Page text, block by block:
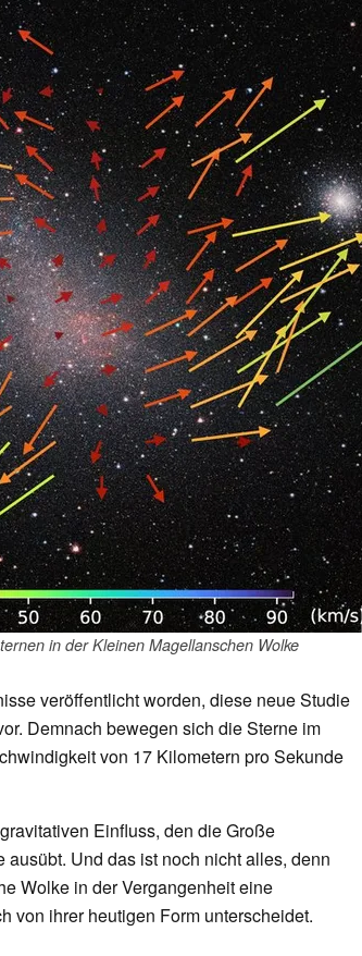
in der Kleinen Magellanschen Wolke
veröffentlicht worden, diese neue Studie
Demnach bewegen sich die Sterne im
von 17 Kilometern pro Sekunde
Einfluss, den die Große
Und das ist noch nicht alles, denn
Wolke in der Vergangenheit eine
von ihrer heutigen Form unterscheidet.